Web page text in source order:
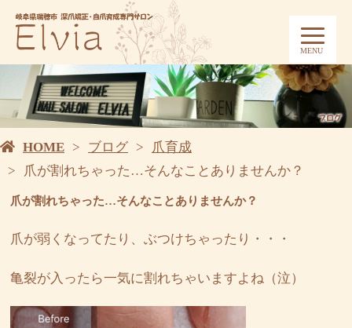
MENU
HOME ブログ
爪育成
爪が割れちゃった…そんなことありませんか？
爪が割れちゃった…そんなことありませんか？
爪が弱くなってたり、ぶつけちゃったり・・・
亀裂が入ったら一気に割れちゃいますよね（泣）